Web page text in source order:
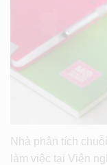
Nhà phân tích
làm việc tại Viện